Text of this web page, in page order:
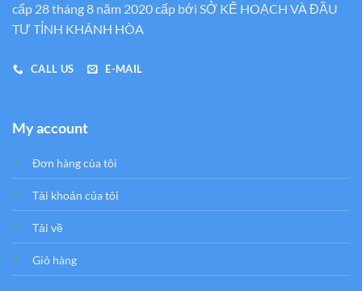
cấp 28 tháng 8 năm 2020 cấp bới SỞ KẾ HOẠCH VÀ ĐẦU
TƯ TỈNH KHÁNH HÒA
CALL US E-MAIL
My account
Đơn hàng của tôi
Tải khoản của tôi
Tải về
Giỏ hàng